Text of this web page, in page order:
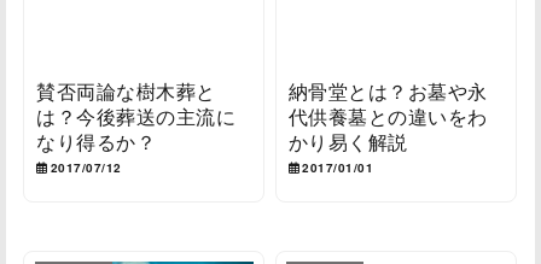
賛否両論な樹木葬と
は？今後葬送の主流に
なり得るか？
2017/07/12
納骨堂とは？お墓や永
代供養墓との違いをわ
かり易く解説
2017/01/01